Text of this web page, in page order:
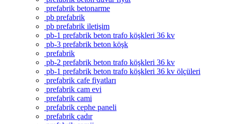
prefabrik betonarme
pb prefabrik
pb prefabrik iletişim
pb-1 prefabrik beton trafo köşkleri 36 kv
pb-3 prefabrik beton köşk
prefabrik
pb-2 prefabrik beton trafo köşkleri 36 kv
pb-1 prefabrik beton trafo köşkleri 36 kv ölçüleri
prefabrik cafe fiyatları
prefabrik cam evi
prefabrik cami
prefabrik cephe paneli
prefabrik çadır